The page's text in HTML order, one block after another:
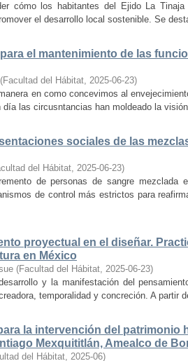
cómo los habitantes del Ejido La
el desarrollo local sostenible. Se
el mantenimiento de las
(Facultad del Hábitat, 2025-06-23)
en como concevimos al
las circusntancias han moldeado la
sociales de las
del Hábitat, 2025-06-23)
de personas de sangre
de control más estrictos para
proyectual en el diseñar.
en México
(Facultad del Hábitat, 2025-06-23)
y la manifestación del
temporalidad y concreción. A partir
la intervención del patrimonio
Mexquititlán, Amealco de
del Hábitat, 2025-06)